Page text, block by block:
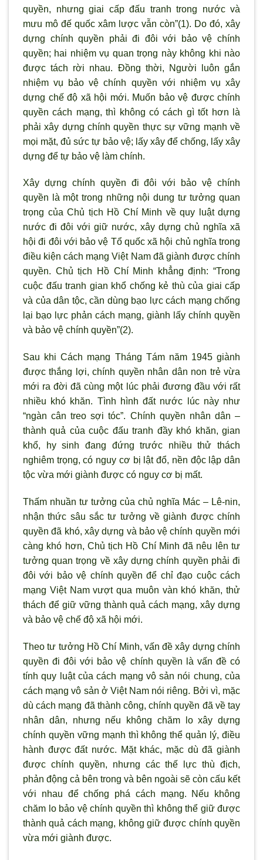
quyền, nhưng giai cấp đấu tranh trong nước và
mưu mô đế quốc xâm lược vẫn còn”(1). Do đó, xây
dựng chính quyền phải đi đôi với bảo vệ chính
quyền; hai nhiệm vụ quan trọng này không khi nào
được tách rời nhau. Đồng thời, Người luôn gắn
nhiệm vụ bảo vệ chính quyền với nhiệm vụ xây
dựng chế độ xã hội mới. Muốn bảo vệ được chính
quyền cách mạng, thì không có cách gì tốt hơn là
phải xây dựng chính quyền thực sự vững mạnh về
mọi mặt, đủ sức tự bảo vệ; lấy xây để chống, lấy xây
dựng để tự bảo vệ làm chính.
Xây dựng chính quyền đi đôi với bảo vệ chính
quyền là một trong những nội dung tư tưởng quan
trọng của Chủ tịch Hồ Chí Minh về quy luật dựng
nước đi đôi với giữ nước, xây dựng chủ nghĩa xã
hội đi đôi với bảo vệ Tổ quốc xã hội chủ nghĩa trong
điều kiện cách mạng Việt Nam đã giành được chính
quyền. Chủ tịch Hồ Chí Minh khẳng định: “Trong
cuộc đấu tranh gian khổ chống kẻ thù của giai cấp
và của dân tộc, cần dùng bạo lực cách mạng chống
lại bạo lực phản cách mạng, giành lấy chính quyền
và bảo vệ chính quyền”(2).
Sau khi Cách mạng Tháng Tám năm 1945 giành
được thắng lợi, chính quyền nhân dân non trẻ vừa
mới ra đời đã cùng một lúc phải đương đầu với rất
nhiều khó khăn. Tình hình đất nước lúc này như
“ngàn cân treo sợi tóc”. Chính quyền nhân dân –
thành quả của cuộc đấu tranh đầy khó khăn, gian
khổ, hy sinh đang đứng trước nhiều thử thách
nghiêm trọng, có nguy cơ bị lật đổ, nền độc lập dân
tộc vừa mới giành được có nguy cơ bị mất.
Thấm nhuần tư tưởng của chủ nghĩa Mác – Lê-nin,
nhận thức sâu sắc tư tưởng về giành được chính
quyền đã khó, xây dựng và bảo vệ chính quyền mới
càng khó hơn, Chủ tịch Hồ Chí Minh đã nêu lên tư
tưởng quan trọng về xây dựng chính quyền phải đi
đôi với bảo vệ chính quyền để chỉ đạo cuộc cách
mạng Việt Nam vượt qua muôn vàn khó khăn, thử
thách để giữ vững thành quả cách mạng, xây dựng
và bảo vệ chế độ xã hội mới.
Theo tư tưởng Hồ Chí Minh, vấn đề xây dựng chính
quyền đi đôi với bảo vệ chính quyền là vấn đề có
tính quy luật của cách mạng vô sản nói chung, của
cách mạng vô sản ở Việt Nam nói riêng. Bởi vì, mặc
dù cách mạng đã thành công, chính quyền đã về tay
nhân dân, nhưng nếu không chăm lo xây dựng
chính quyền vững mạnh thì không thể quản lý, điều
hành được đất nước. Mặt khác, mặc dù đã giành
được chính quyền, nhưng các thế lực thù địch,
phản động cả bên trong và bên ngoài sẽ còn cấu kết
với nhau để chống phá cách mạng. Nếu không
chăm lo bảo vệ chính quyền thì không thể giữ được
thành quả cách mạng, không giữ được chính quyền
vừa mới giành được.